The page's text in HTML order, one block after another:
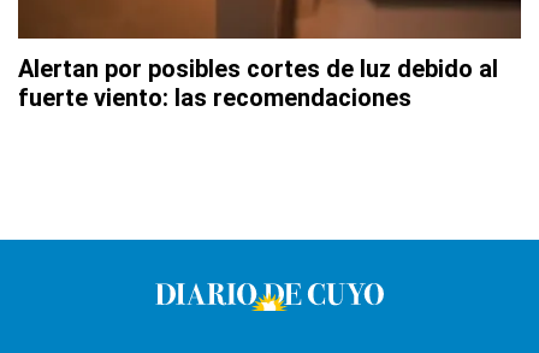
Alertan por posibles cortes de luz debido al
fuerte viento: las recomendaciones